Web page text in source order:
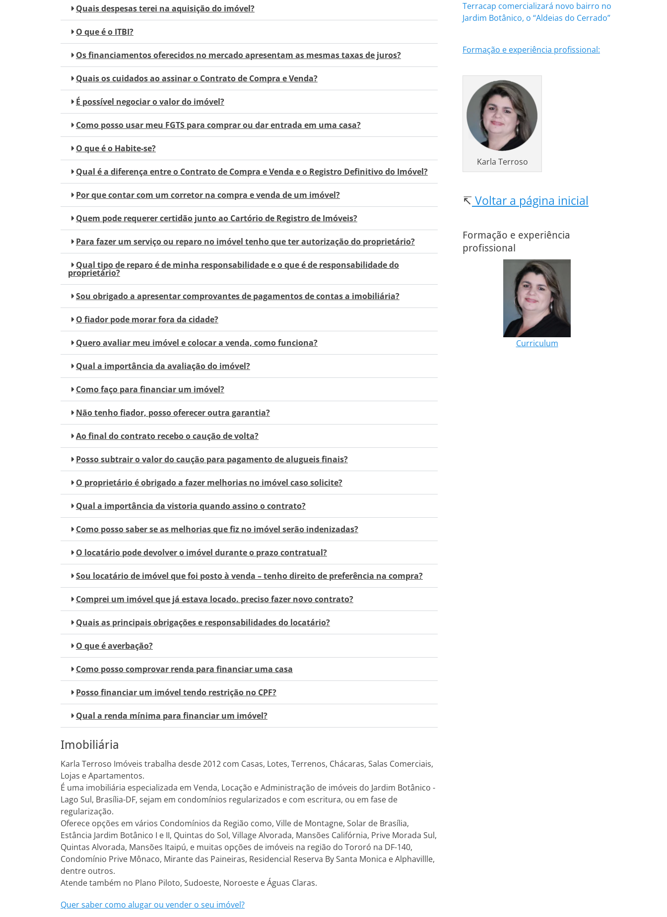
Quais despesas terei na aquisição do imóvel?
O que é o ITBI?
Os financiamentos oferecidos no mercado apresentam as mesmas taxas de juros?
Quais os cuidados ao assinar o Contrato de Compra e Venda?
É possível negociar o valor do imóvel?
Como posso usar meu FGTS para comprar ou dar entrada em uma casa?
O que é o Habite-se?
Qual é a diferença entre o Contrato de Compra e Venda e o Registro Definitivo do Imóvel?
Por que contar com um corretor na compra e venda de um imóvel?
Quem pode requerer certidão junto ao Cartório de Registro de Imóveis?
Para fazer um serviço ou reparo no imóvel tenho que ter autorização do proprietário?
Qual tipo de reparo é de minha responsabilidade e o que é de responsabilidade do
proprietário?
Sou obrigado a apresentar comprovantes de pagamentos de contas a imobiliária?
O fiador pode morar fora da cidade?
Quero avaliar meu imóvel e colocar a venda, como funciona?
Qual a importância da avaliação do imóvel?
Como faço para financiar um imóvel?
Não tenho fiador, posso oferecer outra garantia?
Ao final do contrato recebo o caução de volta?
Posso subtrair o valor do caução para pagamento de alugueis finais?
O proprietário é obrigado a fazer melhorias no imóvel caso solicite?
Qual a importância da vistoria quando assino o contrato?
Como posso saber se as melhorias que fiz no imóvel serão indenizadas?
O locatário pode devolver o imóvel durante o prazo contratual?
Sou locatário de imóvel que foi posto à venda – tenho direito de preferência na compra?
Comprei um imóvel que já estava locado. preciso fazer novo contrato?
Quais as principais obrigações e responsabilidades do locatário?
O que é averbação?
Como posso comprovar renda para financiar uma casa
Posso financiar um imóvel tendo restrição no CPF?
Qual a renda mínima para financiar um imóvel?
Imobiliária
Karla Terroso Imóveis trabalha desde 2012 com Casas, Lotes, Terrenos, Chácaras, Salas Comerciais,
Lojas e Apartamentos.
É uma imobiliária especializada em Venda, Locação e Administração de imóveis do Jardim Botânico -
Lago Sul, Brasília-DF, sejam em condomínios regularizados e com escritura, ou em fase de
regularização.
Oferece opções em vários Condomínios da Região como, Ville de Montagne, Solar de Brasília,
Estância Jardim Botânico I e II, Quintas do Sol, Village Alvorada, Mansões Califórnia, Prive Morada Sul,
Quintas Alvorada, Mansões Itaipú, e muitas opções de imóveis na região do Tororó na DF-140,
Condomínio Prive Mônaco, Mirante das Paineiras, Residencial Reserva By Santa Monica e Alphavillle,
dentre outros.
Atende também no Plano Piloto, Sudoeste, Noroeste e Águas Claras.
Quer saber como alugar ou vender o seu imóvel?
Terracap comercializará novo bairro no
Jardim Botânico, o “Aldeias do Cerrado”
Formação e experiência profissional:
Karla Terroso
↸ Voltar a página inicial
Formação e experiência
profissional
Curriculum